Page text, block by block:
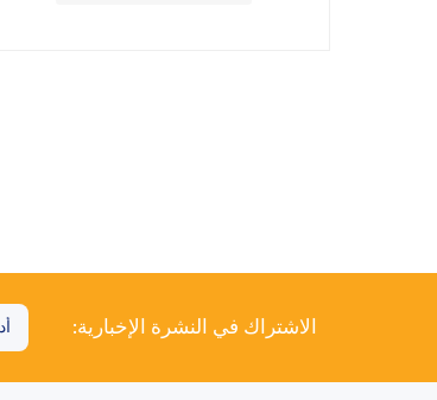
الاشتراك في النشرة الإخبارية: